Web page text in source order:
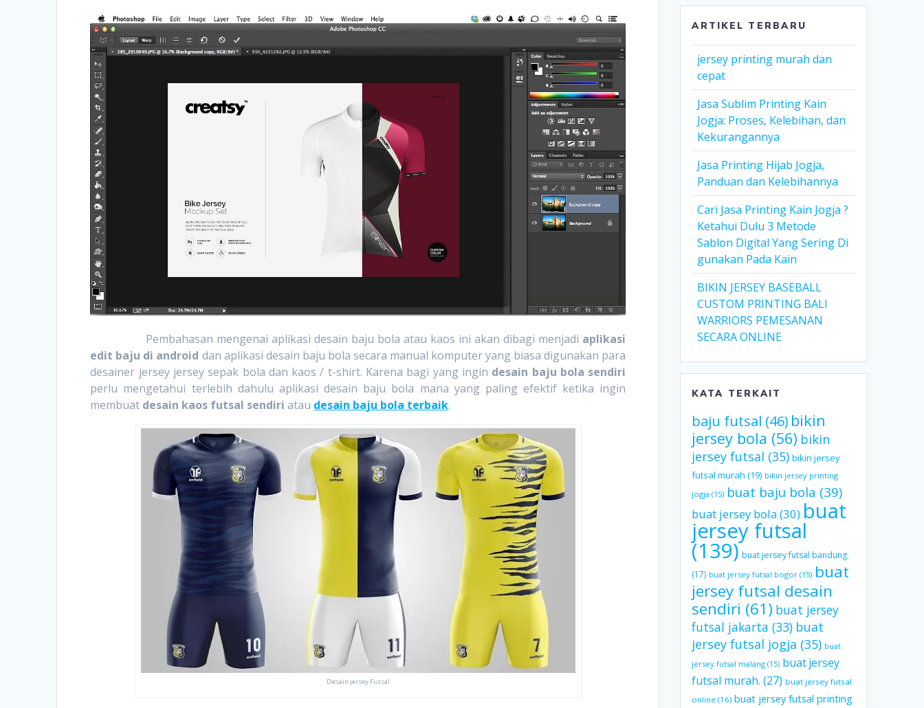
Pembahasan mengenai aplikasi desain baju bola atau kaos ini akan dibagi menjadi aplikasi
edit baju di android dan aplikasi desain baju bola secara manual komputer yang biasa digunakan para
desainer jersey jersey sepak bola dan kaos / t-shirt. Karena bagi yang ingin desain baju bola sendiri
perlu mengetahui terlebih dahulu aplikasi desain baju bola mana yang paling efektif ketika ingin
membuat desain kaos futsal sendiri atau desain baju bola terbaik.
Desain jersey Futsal
ARTIKEL TERBARU
jersey printing murah dan
cepat
Jasa Sublim Printing Kain
Jogja: Proses, Kelebihan, dan
Kekurangannya
Jasa Printing Hijab Jogja,
Panduan dan Kelebihannya
Cari Jasa Printing Kain Jogja ?
Ketahui Dulu 3 Metode
Sablon Digital Yang Sering Di
gunakan Pada Kain
BIKIN JERSEY BASEBALL
CUSTOM PRINTING BALI
WARRIORS PEMESANAN
SECARA ONLINE
KATA TERKAIT
baju futsal (46) bikin
jersey bola (56) bikin
jersey futsal (35) bikin jersey
futsal murah (19) bikin jersey printing
jogja (15) buat baju bola (39)
buat jersey bola(30) buat
jersey futsal
(139) buat jersey futsal bandung.
(17) buat jersey futsal bogor (15) buat
jersey futsal desain
sendiri (61) buat jersey
futsal jakarta (33) buat
jersey futsal jogja (35) buat
jersey futsal malang (15) buat jersey
futsal murah. (27) buat jersey futsal
online (16) buat jersey futsal printing